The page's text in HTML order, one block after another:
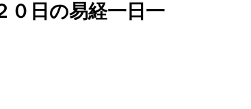
０日の易経一日一